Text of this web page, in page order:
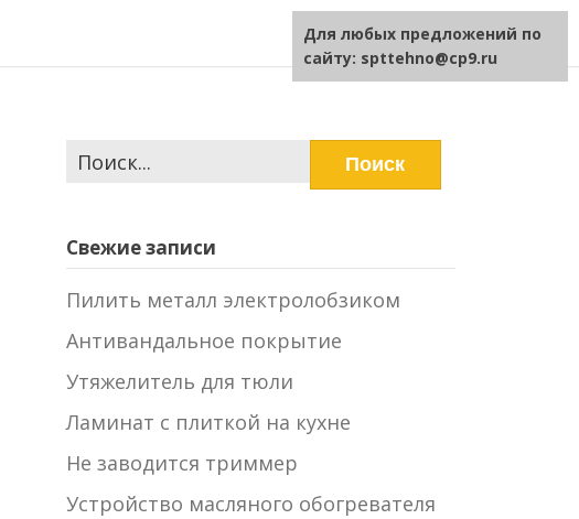
Найти:
Свежие записи
Пилить металл электролобзиком
Антивандальное покрытие
Утяжелитель для тюли
Ламинат с плиткой на кухне
Не заводится триммер
Устройство масляного обогревателя
Для любых предложений по
сайту: spttehno@cp9.ru